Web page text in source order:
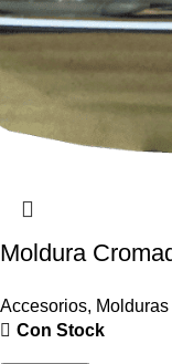
Moldura
Accesorios, Molduras
Con Stock